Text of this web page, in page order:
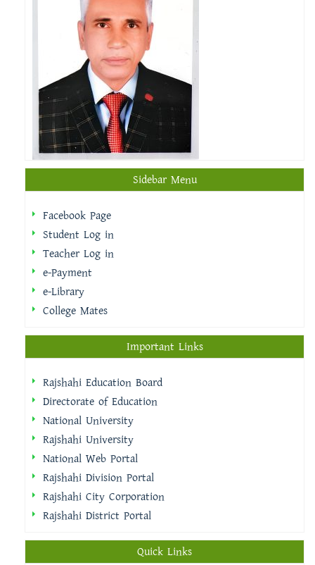
Sidebar Menu
Facebook Page
Student Log in
Teacher Log in
e-Payment
e-Library
College Mates
Important Links
Rajshahi Education Board
Directorate of Education
National University
Rajshahi University
National Web Portal
Rajshahi Division Portal
Rajshahi City Corporation
Rajshahi District Portal
Quick Links